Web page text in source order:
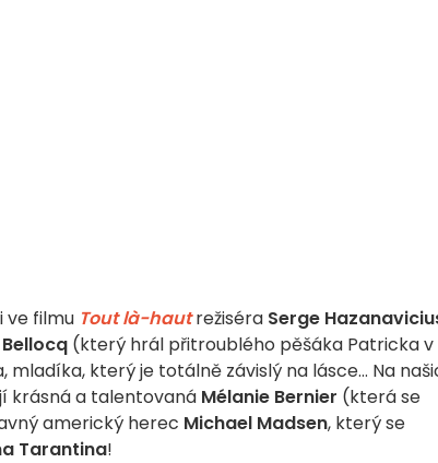
ve filmu Tout là-hautrežiséra Serge
(který hrál přitroublého pěšáka Patricka v
mladíka, který je totálně závislý na lásce... Na
krásná a talentovaná Mélanie Bernier (která se
americký herec Michael Madsen, který se
Tarantina!